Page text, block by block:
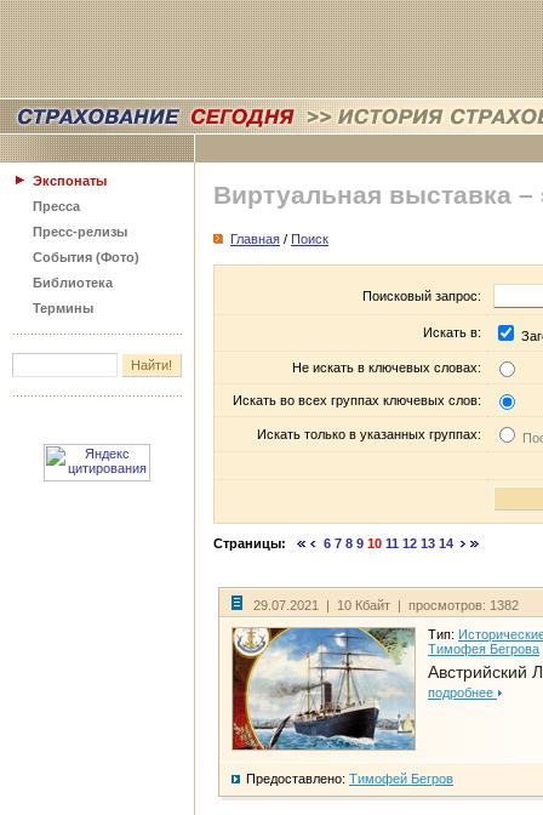
Экспонаты
Пресса
Пресс-релизы
События (Фото)
Библиотека
Термины
Виртуальная выставка –
Главная / Поиск
Поисковый запрос:
Искать в:
Не искать в ключевых словах:
Искать во всех группах ключевых слов:
Искать только в указанных группах:
Страницы: 6 7 8 9 10 11 12 13 14
29.07.2021 | 10 Кбайт | просмотров: 1382
Тип:
Тимофея Бегрова
Австрийский
подробнее
Предоставлено: Тимофей Бегров